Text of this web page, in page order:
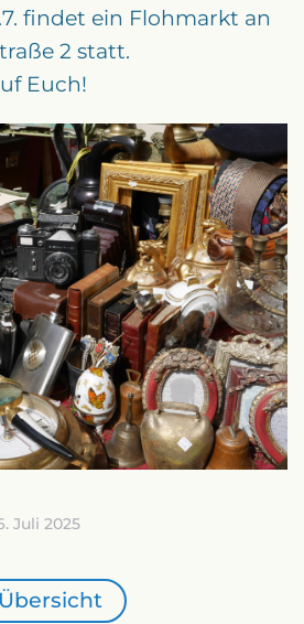
findet ein Flohmarkt an
2 statt.
Euch!
Juli 2025